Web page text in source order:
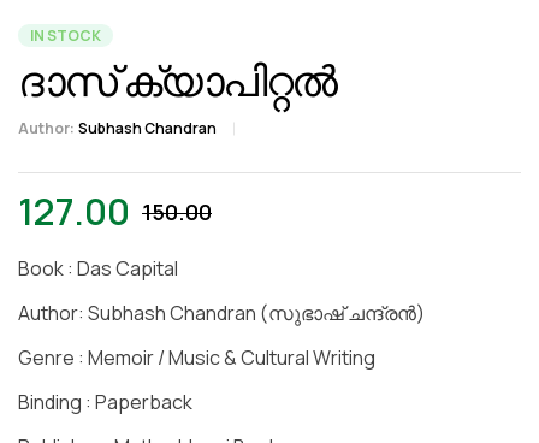
IN STOCK
ദാസ് ക്യാപിറ്റല്‍
Author: Subhash Chandran
150.00
127.00
Book : Das Capital
Author: Subhash Chandran (സുഭാഷ് ചന്ദ്രൻ)
Genre : Memoir / Music & Cultural Writing
Binding : Paperback